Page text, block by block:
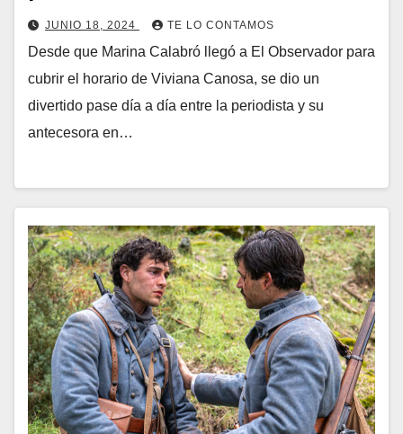
JUNIO 18, 2024 TE LO CONTAMOS
Desde que Marina Calabró llegó a El Observador para
cubrir el horario de Viviana Canosa, se dio un
divertido pase día a día entre la periodista y su
antecesora en…